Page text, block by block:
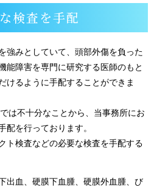
検査を手配
強みとしていて、頭部外傷を負った
能障害を専門に研究する医師のもと
けるように手配することができま
は不十分なことから、当事務所にお
配を行っております。
ト検査などの必要な検査を手配する
出血、硬膜下血腫、硬膜外血腫、び